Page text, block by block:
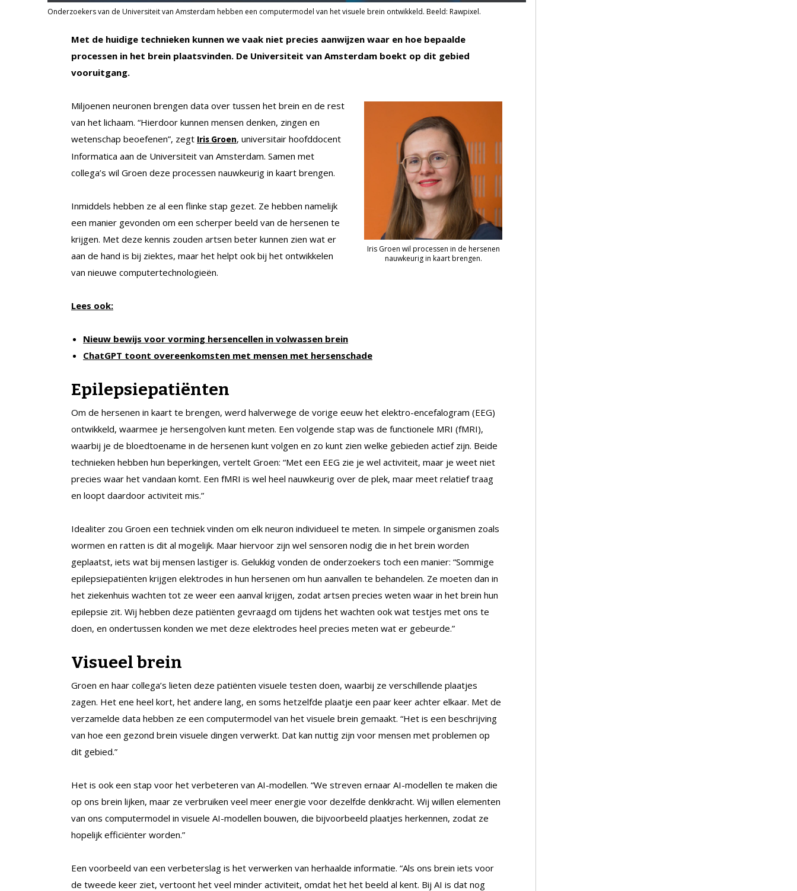
Onderzoekers van de Universiteit van Amsterdam hebben een computermodel van het visuele brein ontwikkeld. Beeld: Rawpixel.
Met de huidige technieken kunnen we vaak niet precies aanwijzen waar en hoe bepaalde
processen in het brein plaatsvinden. De Universiteit van Amsterdam boekt op dit gebied
vooruitgang.
Iris Groen wil processen in de hersenen
nauwkeurig in kaart brengen.
Miljoenen neuronen brengen data over tussen het brein en de rest
van het lichaam. “Hierdoor kunnen mensen denken, zingen en
wetenschap beoefenen”, zegt Iris Groen, universitair hoofddocent
Informatica aan de Universiteit van Amsterdam. Samen met
collega’s wil Groen deze processen nauwkeurig in kaart brengen.
Inmiddels hebben ze al een flinke stap gezet. Ze hebben namelijk
een manier gevonden om een scherper beeld van de hersenen te
krijgen. Met deze kennis zouden artsen beter kunnen zien wat er
aan de hand is bij ziektes, maar het helpt ook bij het ontwikkelen
van nieuwe computertechnologieën.
Lees ook:
Nieuw bewijs voor vorming hersencellen in volwassen brein
ChatGPT toont overeenkomsten met mensen met hersenschade
Epilepsiepatiënten
Om de hersenen in kaart te brengen, werd halverwege de vorige eeuw het elektro-encefalogram (EEG)
ontwikkeld, waarmee je hersengolven kunt meten. Een volgende stap was de functionele MRI (fMRI),
waarbij je de bloedtoename in de hersenen kunt volgen en zo kunt zien welke gebieden actief zijn. Beide
technieken hebben hun beperkingen, vertelt Groen: “Met een EEG zie je wel activiteit, maar je weet niet
precies waar het vandaan komt. Een fMRI is wel heel nauwkeurig over de plek, maar meet relatief traag
en loopt daardoor activiteit mis.”
Idealiter zou Groen een techniek vinden om elk neuron individueel te meten. In simpele organismen zoals
wormen en ratten is dit al mogelijk. Maar hiervoor zijn wel sensoren nodig die in het brein worden
geplaatst, iets wat bij mensen lastiger is. Gelukkig vonden de onderzoekers toch een manier: “Sommige
epilepsiepatiënten krijgen elektrodes in hun hersenen om hun aanvallen te behandelen. Ze moeten dan in
het ziekenhuis wachten tot ze weer een aanval krijgen, zodat artsen precies weten waar in het brein hun
epilepsie zit. Wij hebben deze patiënten gevraagd om tijdens het wachten ook wat testjes met ons te
doen, en ondertussen konden we met deze elektrodes heel precies meten wat er gebeurde.”
Visueel brein
Groen en haar collega’s lieten deze patiënten visuele testen doen, waarbij ze verschillende plaatjes
zagen. Het ene heel kort, het andere lang, en soms hetzelfde plaatje een paar keer achter elkaar. Met de
verzamelde data hebben ze een computermodel van het visuele brein gemaakt. “Het is een beschrijving
van hoe een gezond brein visuele dingen verwerkt. Dat kan nuttig zijn voor mensen met problemen op
dit gebied.”
Het is ook een stap voor het verbeteren van AI-modellen. “We streven ernaar AI-modellen te maken die
op ons brein lijken, maar ze verbruiken veel meer energie voor dezelfde denkkracht. Wij willen elementen
van ons computermodel in visuele AI-modellen bouwen, die bijvoorbeeld plaatjes herkennen, zodat ze
hopelijk efficiënter worden.”
Een voorbeeld van een verbeterslag is het verwerken van herhaalde informatie. “Als ons brein iets voor
de tweede keer ziet, vertoont het veel minder activiteit, omdat het het beeld al kent. Bij AI is dat nog